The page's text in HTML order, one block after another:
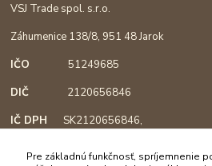
VSJ Trade spol. s.r.o.
Záhumenice 138/8, 951 48 Jarok
IČO51249685
DIČ 2120656846
IČ DPHSK2120656846,
podľa §4, registrácia od 1.3.2018
Pre základnú funkčnosť, spríjemnenie